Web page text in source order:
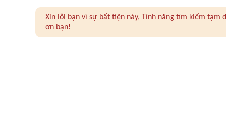
Xin lỗi bạn vì sự bất tiện này, Tính năng tìm kiếm
ơn bạn!